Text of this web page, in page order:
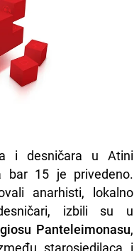
i desničara u Atini
bar 15 je privedeno.
anarhisti, lokalno
izbili su u
Panteleimonasu,
starosjedilaca i